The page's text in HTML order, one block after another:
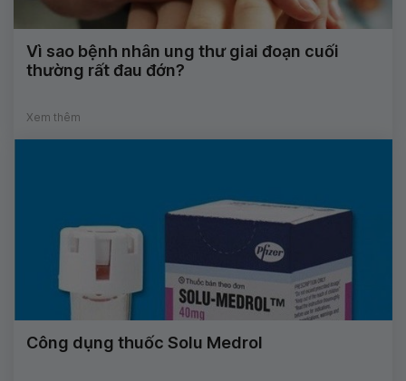
Vì sao bệnh nhân ung thư giai đoạn cuối
thường rất đau đớn?
Xem thêm
Công dụng thuốc Solu Medrol